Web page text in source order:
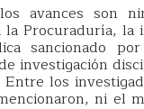
avances son
Procuraduría, la
sancionado
investigación
los
ni el